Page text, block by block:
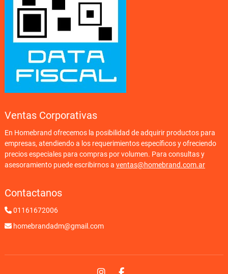
Ventas Corporativas
En Homebrand ofrecemos la posibilidad de adquirir productos para
empresas, atendiendo a los requerimientos específicos y ofreciendo
precios especiales para compras por volumen. Para consultas y
asesoramiento puede escribirnos a ventas@homebrand.com.ar
Contactanos
01161672006
homebrandadm@gmail.com
Instagram
Facebook